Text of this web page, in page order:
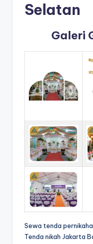
Selatan
Galeri
Sewa tenda
Tenda nikah Jakarta